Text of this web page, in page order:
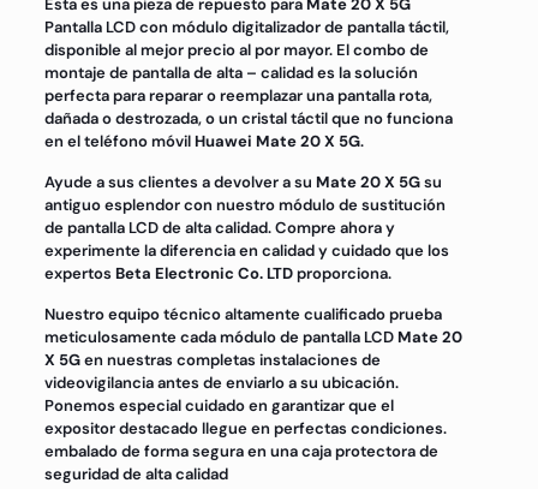
Esta es una pieza de repuesto paraMate 20 X 5G
Pantalla LCD con módulo digitalizador de pantalla táctil,
disponible al mejor precio al por mayor. El combo de
montaje de pantalla de alta – calidad es la solución
perfecta para reparar o reemplazar una pantalla rota,
dañada o destrozada, o un cristal táctil que no funciona
en el teléfono móvilHuawei Mate 20 X 5G.
Ayude a sus clientes a devolver a su Mate 20 X 5Gsu
antiguo esplendor con nuestro módulo de sustitución
de pantalla LCD de alta calidad. Compre ahora y
experimente la diferencia en calidad y cuidado que los
expertos Beta Electronic Co. LTDproporciona.
Nuestro equipo técnico altamente cualificado prueba
meticulosamente cada módulo de pantalla LCDMate 20
X 5Gen nuestras completas instalaciones de
videovigilancia antes de enviarlo a su ubicación.
Ponemos especial cuidado en garantizar que el
expositor destacado llegue en perfectas condiciones.
embalado de forma segura en una caja protectora de
seguridad de alta calidad